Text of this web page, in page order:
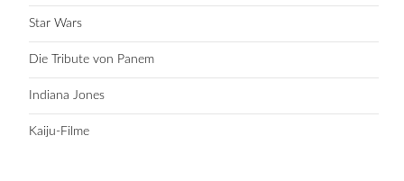
Star Wars
Die Tribute von Panem
Indiana Jones
Kaiju-Filme